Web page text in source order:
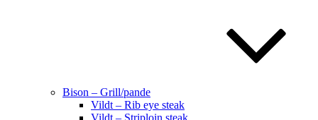
Bison – Grill/pande
Vildt – Rib eye steak
Vildt – Striploin steak